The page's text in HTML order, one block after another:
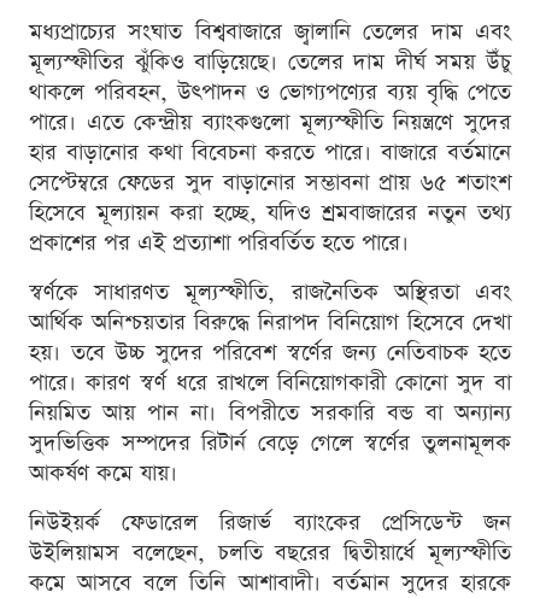
মধ্যপ্রাচ্যের সংঘাত বিশ্ববাজারে জ্বালানি তেলের দাম এবং
মূল্যস্ফীতির ঝুঁকিও বাড়িয়েছে। তেলের দাম দীর্ঘ সময় উঁচু
থাকলে পরিবহন, উৎপাদন ও ভোগ্যপণ্যের ব্যয় বৃদ্ধি পেতে
পারে। এতে কেন্দ্রীয় ব্যাংকগুলো মূল্যস্ফীতি নিয়ন্ত্রণে সুদের
হার বাড়ানোর কথা বিবেচনা করতে পারে। বাজারে বর্তমানে
সেপ্টেম্বরে ফেডের সুদ বাড়ানোর সম্ভাবনা প্রায় ৬৫ শতাংশ
হিসেবে মূল্যায়ন করা হচ্ছে, যদিও শ্রমবাজারের নতুন তথ্য
প্রকাশের পর এই প্রত্যাশা পরিবর্তিত হতে পারে।
স্বর্ণকে সাধারণত মূল্যস্ফীতি, রাজনৈতিক অস্থিরতা এবং
আর্থিক অনিশ্চয়তার বিরুদ্ধে নিরাপদ বিনিয়োগ হিসেবে দেখা
হয়। তবে উচ্চ সুদের পরিবেশ স্বর্ণের জন্য নেতিবাচক হতে
পারে। কারণ স্বর্ণ ধরে রাখলে বিনিয়োগকারী কোনো সুদ বা
নিয়মিত আয় পান না। বিপরীতে সরকারি বন্ড বা অন্যান্য
সুদভিত্তিক সম্পদের রিটার্ন বেড়ে গেলে স্বর্ণের তুলনামূলক
আকর্ষণ কমে যায়।
নিউইয়র্ক ফেডারেল রিজার্ভ ব্যাংকের প্রেসিডেন্ট জন
উইলিয়ামস বলেছেন, চলতি বছরের দ্বিতীয়ার্ধে মূল্যস্ফীতি
কমে আসবে বলে তিনি আশাবাদী। বর্তমান সুদের হারকে